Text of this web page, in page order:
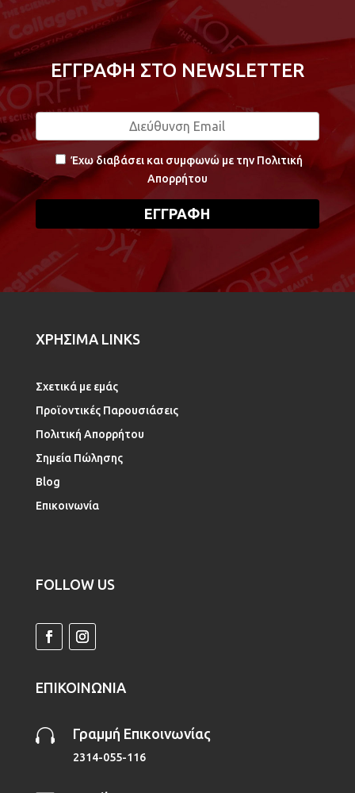
ΕΓΓΡΑΦΗ ΣΤΟ NEWSLETTER
Έχω διαβάσει και συμφωνώ με την Πολιτική
Απορρήτου
ΧΡΗΣΙΜΑ LINKS
Σχετικά με εμάς
Προϊοντικές Παρουσιάσεις
Πολιτική Απορρήτου
Σημεία Πώλησης
Blog
Επικοινωνία
FOLLOW US
ΕΠΙΚΟΙΝΩΝΙΑ
 Γραμμή Επικοινωνίας
2314-055-116